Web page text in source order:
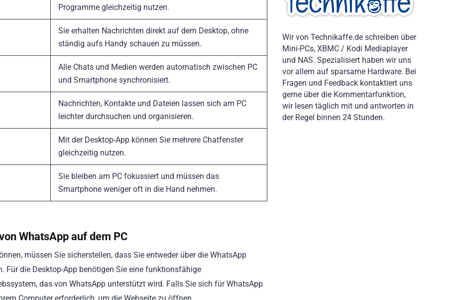
Programme gleichzeitig nutzen.
Sie erhalten Nachrichten direkt auf dem Desktop, ohne
ständig aufs Handy schauen zu müssen.
Alle Chats und Medien werden automatisch zwischen PC
und Smartphone synchronisiert.
Nachrichten, Kontakte und Dateien lassen sich am PC
leichter durchsuchen und organisieren.
Mit der Desktop-App können Sie mehrere Chatfenster
gleichzeitig nutzen.
Sie bleiben am PC fokussiert und müssen das
Smartphone weniger oft in die Hand nehmen.
WhatsApp auf dem PC
müssen Sie sicherstellen, dass Sie entweder über die WhatsApp
Für die Desktop-App benötigen Sie eine funktionsfähige
das von WhatsApp unterstützt wird. Falls Sie sich für WhatsApp
Computer erforderlich, um die Webseite zu öffnen.
2026
Wir von Technikaffe.de schreiben über
Mini-PCs, XBMC / Kodi Mediaplayer
und NAS. Spezialisiert haben wir uns
vor allem auf sparsame Hardware. Bei
Fragen und Feedback kontaktiert uns
gerne über die Kommentarfunktion,
wir lesen täglich mit und antworten in
der Regel binnen 24 Stunden.